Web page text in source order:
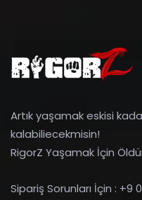
Artık yaşamak eskisi
kalabiliecekmisin!
RigorZ Yaşamak İçin
Sipariş Sorunları İçin : +9